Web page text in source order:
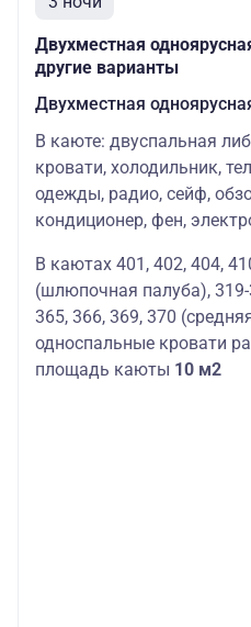
Двухместная
другие варианты
Двухместная
В каюте: двуспальная
кровати, холодильник,
одежды, радио, сейф,
кондиционер, фен,
В каютах 401, 402, 404,
(шлюпочная палуба), 319-
365, 366, 369, 370
односпальные кровати
площадь каюты 10 м2